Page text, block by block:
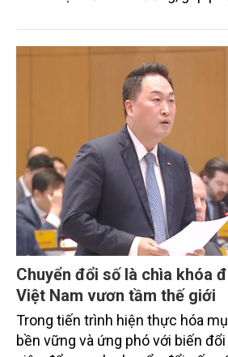
trình thu hút sự tham gia của
từ các cơ quan quản lý nhà
doanh nghiệp, hợp tác xã và
tiếp triển khai mô hình sản xuất
Chuyển đổi số là chìa khóa
Việt Nam vươn tầm thế giới
Trong tiến trình hiện thực hóa
bền vững và ứng phó với biến